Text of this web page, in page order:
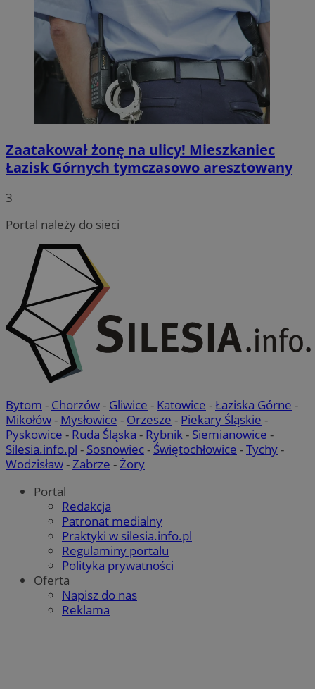
Zaatakował żonę na ulicy! Mieszkaniec
Łazisk Górnych tymczasowo aresztowany
3
Portal należy do sieci
Bytom - Chorzów- Gliwice - Katowice -Łaziska Górne -
Mikołów- Mysłowice - Orzesze - Piekary Śląskie -
Pyskowice - Ruda Śląska - Rybnik- Siemianowice -
Silesia.info.pl - Sosnowiec- Świętochłowice -Tychy-
Wodzisław-Zabrze -Żory
Portal
Redakcja
Patronat medialny
Praktyki w silesia.info.pl
Regulaminy portalu
Polityka prywatności
Oferta
Napisz do nas
Reklama